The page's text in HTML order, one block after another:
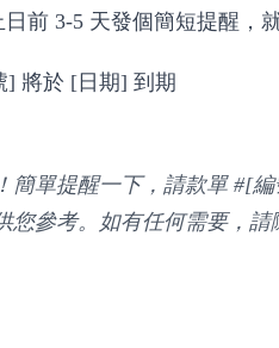
前 3-5 天發個簡短提醒，
] 將於 [日期] 到期
簡單提醒一下，請款單 #[
您參考。如有任何需要，請